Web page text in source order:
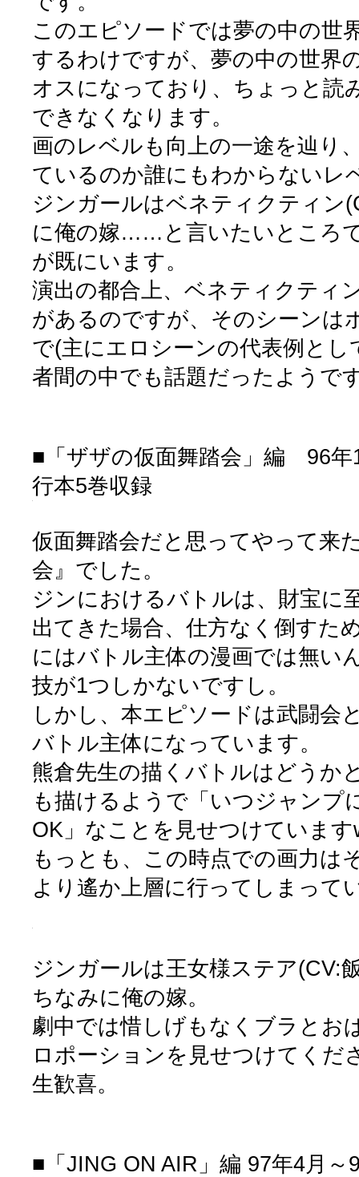
このエピソードでは夢の中の世
するわけですが、夢の中の世界
オスになっており、ちょっと読
できなくなります。
画のレベルも向上の一途を辿り
ているのか誰にもわからないレ
ジンガールはベネティクティン
に俺の嫁……と言いたいところ
が既にいます。
演出の都合上、ベネティクティ
があるのですが、そのシーンは
で(主にエロシーンの代表例と
者間の中でも話題だったようで
■「ザザの仮面舞踏会」編 96年
行本5巻収録
仮面舞踏会だと思ってやって来
会』でした。
ジンにおけるバトルは、財宝に
出てきた場合、仕方なく倒すた
にはバトル主体の漫画では無い
技が1つしかないですし。
しかし、本エピソードは武闘会
バトル主体になっています。
熊倉先生の描くバトルはどうか
も描けるようで「いつジャンプ
OK」なことを見せつけています
もっとも、この時点での画力は
より遙か上層に行ってしまって
ジンガールは王女様ステア(CV:
ちなみに俺の嫁。
劇中では惜しげもなくブラとお
ロポーションを見せつけてくだ
生歓喜。
■「JING ON AIR」編 97年4月～